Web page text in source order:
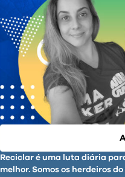
Reciclar é uma luta diária
melhor. Somos os herdeiros